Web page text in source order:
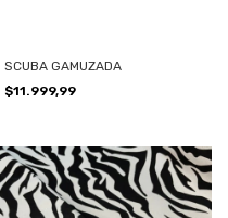
SCUBA GAMUZADA
$11.999,99